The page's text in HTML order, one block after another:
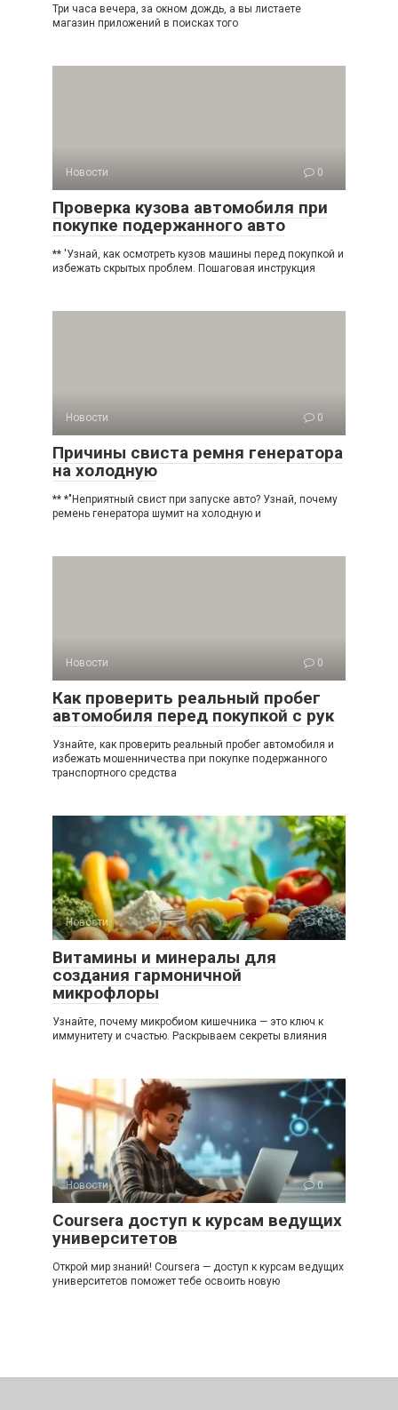
Три часа вечера, за окном дождь, а вы листаете
магазин приложений в поисках того
Новости 0
Проверка кузова автомобиля при
покупке подержанного авто
** 'Узнай, как осмотреть кузов машины перед покупкой и
избежать скрытых проблем. Пошаговая инструкция
Новости 0
Причины свиста ремня генератора
на холодную
** *"Неприятный свист при запуске авто? Узнай, почему
ремень генератора шумит на холодную и
Новости 0
Как проверить реальный пробег
автомобиля перед покупкой с рук
Узнайте, как проверить реальный пробег автомобиля и
избежать мошенничества при покупке подержанного
транспортного средства
Новости 0
Витамины и минералы для
создания гармоничной
микрофлоры
Узнайте, почему микробиом кишечника — это ключ к
иммунитету и счастью. Раскрываем секреты влияния
Новости 0
Coursera доступ к курсам ведущих
университетов
Открой мир знаний! Coursera — доступ к курсам ведущих
университетов поможет тебе освоить новую